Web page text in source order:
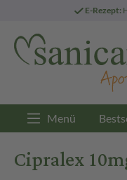
E-Rezept:
Menü
Cipralex